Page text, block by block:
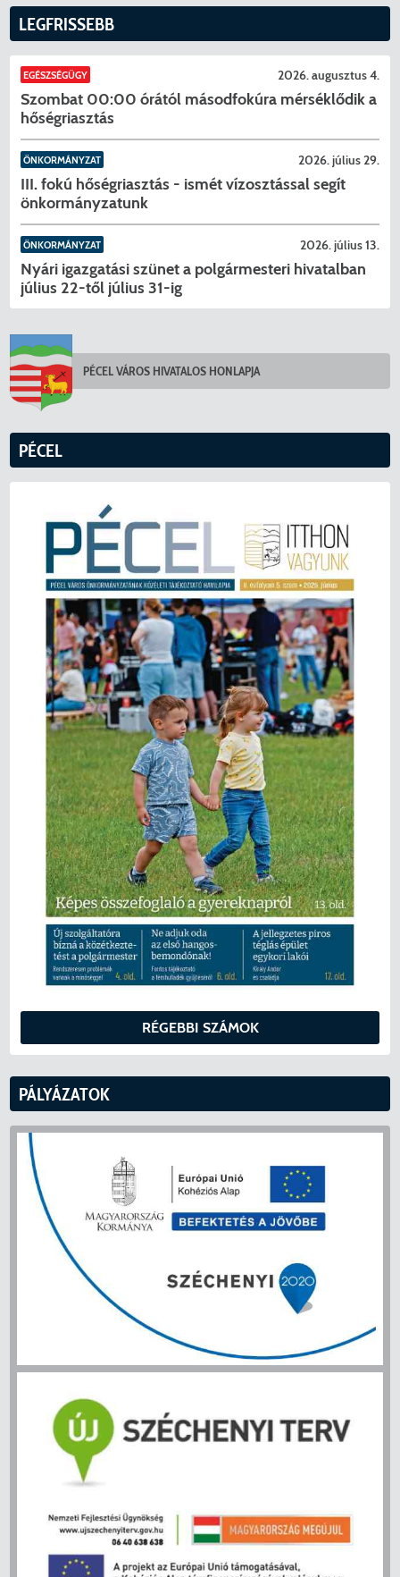
LEGFRISSEBB
EGÉSZSÉGÜGY 2026. augusztus 4.
Szombat 00:00 órától másodfokúra mérséklődik a
hőségriasztás
ÖNKORMÁNYZAT 2026. július 29.
III. fokú hőségriasztás - ismét vízosztással segít
önkormányzatunk
ÖNKORMÁNYZAT 2026. július 13.
Nyári igazgatási szünet a polgármesteri hivatalban
július 22-től július 31-ig
PÉCEL VÁROS HIVATALOS HONLAPJA
PÉCEL
RÉGEBBI SZÁMOK
PÁLYÁZATOK
KERESÉS